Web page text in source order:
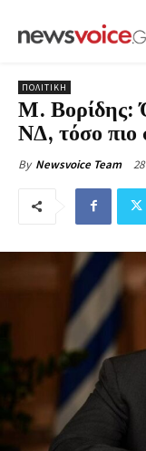
ΠΟΛΙΤΙΚΗ
Μ. Βορίδης:
ΝΔ, τόσο πιο
By Newsvoice Team